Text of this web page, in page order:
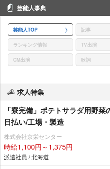
芸能人事典
芸能人TOP 記事
ランキング情報 TV出演
CM出演 歌詞
求人特集
「寮完備」ポテトサラダ用野
日払い/工場・製造
株式会社京栄センター
時給1,100円～1,375円
派遣社員 / 北海道